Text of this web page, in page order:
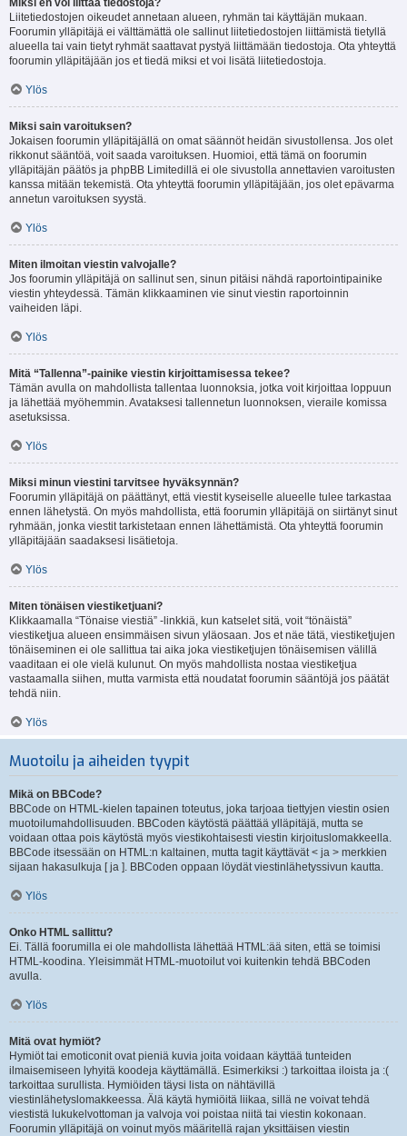
Miksi en voi liittää tiedostoja?
Liitetiedostojen oikeudet annetaan alueen, ryhmän tai käyttäjän mukaan.
Foorumin ylläpitäjä ei välttämättä ole sallinut liitetiedostojen liittämistä tietyllä
alueella tai vain tietyt ryhmät saattavat pystyä liittämään tiedostoja. Ota yhteyttä
foorumin ylläpitäjään jos et tiedä miksi et voi lisätä liitetiedostoja.
Ylös
Miksi sain varoituksen?
Jokaisen foorumin ylläpitäjällä on omat säännöt heidän sivustollensa. Jos olet
rikkonut sääntöä, voit saada varoituksen. Huomioi, että tämä on foorumin
ylläpitäjän päätös ja phpBB Limitedillä ei ole sivustolla annettavien varoitusten
kanssa mitään tekemistä. Ota yhteyttä foorumin ylläpitäjään, jos olet epävarma
annetun varoituksen syystä.
Ylös
Miten ilmoitan viestin valvojalle?
Jos foorumin ylläpitäjä on sallinut sen, sinun pitäisi nähdä raportointipainike
viestin yhteydessä. Tämän klikkaaminen vie sinut viestin raportoinnin
vaiheiden läpi.
Ylös
Mitä “Tallenna”-painike viestin kirjoittamisessa tekee?
Tämän avulla on mahdollista tallentaa luonnoksia, jotka voit kirjoittaa loppuun
ja lähettää myöhemmin. Avataksesi tallennetun luonnoksen, vieraile komissa
asetuksissa.
Ylös
Miksi minun viestini tarvitsee hyväksynnän?
Foorumin ylläpitäjä on päättänyt, että viestit kyseiselle alueelle tulee tarkastaa
ennen lähetystä. On myös mahdollista, että foorumin ylläpitäjä on siirtänyt sinut
ryhmään, jonka viestit tarkistetaan ennen lähettämistä. Ota yhteyttä foorumin
ylläpitäjään saadaksesi lisätietoja.
Ylös
Miten tönäisen viestiketjuani?
Klikkaamalla “Tönaise viestiä” -linkkiä, kun katselet sitä, voit “tönäistä”
viestiketjua alueen ensimmäisen sivun yläosaan. Jos et näe tätä, viestiketjujen
tönäiseminen ei ole sallittua tai aika joka viestiketjujen tönäisemisen välillä
vaaditaan ei ole vielä kulunut. On myös mahdollista nostaa viestiketjua
vastaamalla siihen, mutta varmista että noudatat foorumin sääntöjä jos päätät
tehdä niin.
Ylös
Muotoilu ja aiheiden tyypit
Mikä on BBCode?
BBCode on HTML-kielen tapainen toteutus, joka tarjoaa tiettyjen viestin osien
muotoilumahdollisuuden. BBCoden käytöstä päättää ylläpitäjä, mutta se
voidaan ottaa pois käytöstä myös viestikohtaisesti viestin kirjoituslomakkeella.
BBCode itsessään on HTML:n kaltainen, mutta tagit käyttävät < ja > merkkien
sijaan hakasulkuja [ ja ]. BBCoden oppaan löydät viestinlähetyssivun kautta.
Ylös
Onko HTML sallittu?
Ei. Tällä foorumilla ei ole mahdollista lähettää HTML:ää siten, että se toimisi
HTML-koodina. Yleisimmät HTML-muotoilut voi kuitenkin tehdä BBCoden
avulla.
Ylös
Mitä ovat hymiöt?
Hymiöt tai emoticonit ovat pieniä kuvia joita voidaan käyttää tunteiden
ilmaisemiseen lyhyitä koodeja käyttämällä. Esimerkiksi :) tarkoittaa iloista ja :(
tarkoittaa surullista. Hymiöiden täysi lista on nähtävillä
viestinlähetyslomakkeessa. Älä käytä hymiöitä liikaa, sillä ne voivat tehdä
viestistä lukukelvottoman ja valvoja voi poistaa niitä tai viestin kokonaan.
Foorumin ylläpitäjä on voinut myös määritellä rajan yksittäisen viestin